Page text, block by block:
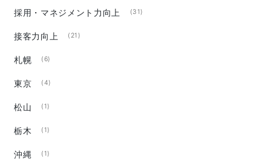
採用・マネジメント力向上 (31)
接客力向上 (21)
札幌 (6)
東京 (4)
松山 (1)
栃木 (1)
沖縄 (1)